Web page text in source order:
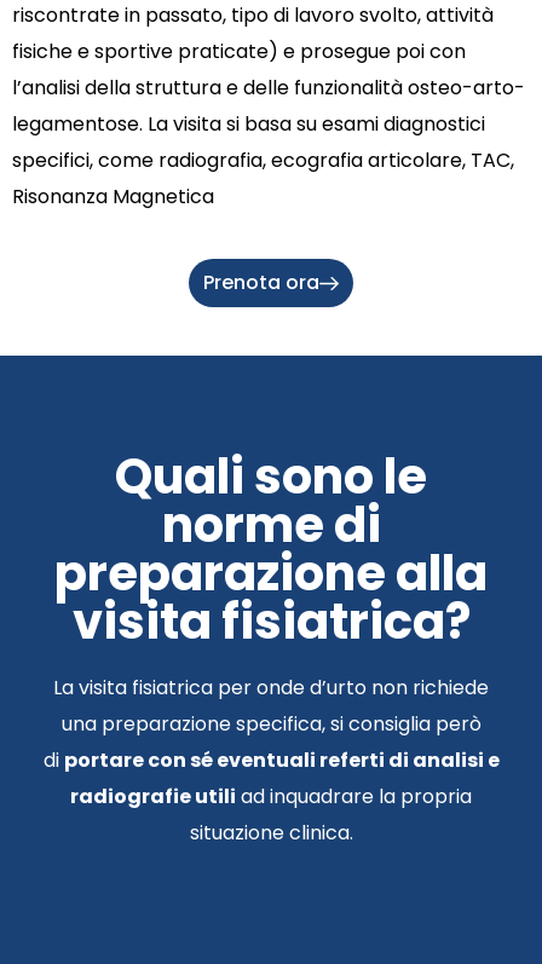
riscontrate in passato, tipo di lavoro svolto, attività
fisiche e sportive praticate) e prosegue poi con
l’analisi della struttura e delle funzionalità osteo-arto-
legamentose. La visita si basa su esami diagnostici
specifici, come radiografia, ecografia articolare, TAC,
Risonanza Magnetica
Prenota ora
Quali sono le
norme di
preparazione alla
visita fisiatrica?
La visita fisiatrica per onde d’urto non richiede
una preparazione specifica, si consiglia però
di portare con sé eventuali referti di analisi e
radiografie utili ad inquadrare la propria
situazione clinica.